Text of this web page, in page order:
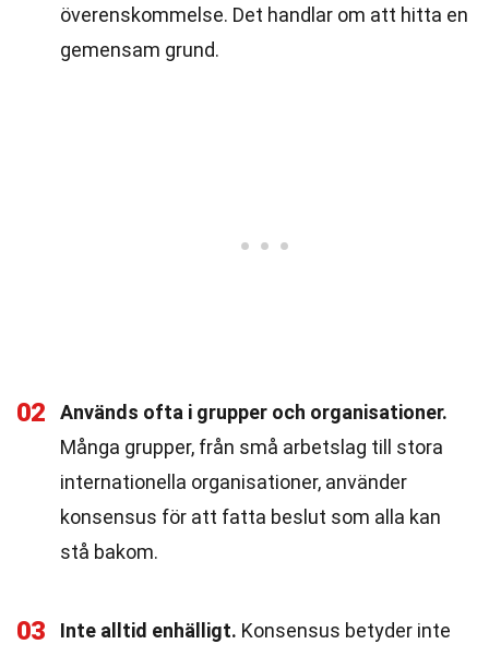
överenskommelse. Det handlar om att hitta en
gemensam grund.
02
Används ofta i grupper och organisationer.
Många grupper, från små arbetslag till stora
internationella organisationer, använder
konsensus för att fatta beslut som alla kan
stå bakom.
03 Inte alltid enhälligt. Konsensus betyder inte